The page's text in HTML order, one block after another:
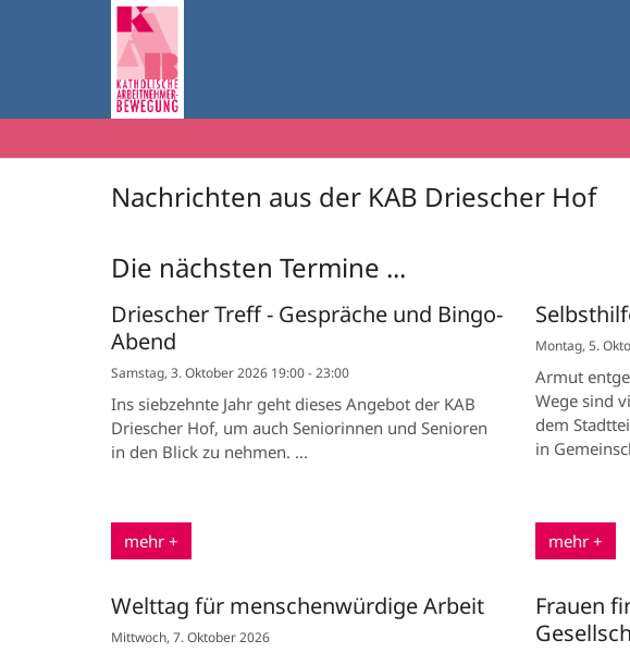
Zum Inhalt springen
Nachrichten aus der KAB Driescher Hof
Die nächsten Termine ...
Driescher Treff - Gespräche und Bingo-
Abend
Samstag, 3. Oktober 2026 19:00 - 23:00
Ins siebzehnte Jahr geht dieses Angebot der KAB
Driescher Hof, um auch Seniorinnen und Senioren
in den Blick zu nehmen. ...
mehr +
Montag, 5.
Armut
Wege sind
dem
in
mehr +
Welttag für menschenwürdige Arbeit
Mittwoch, 7. Oktober 2026
Frauen